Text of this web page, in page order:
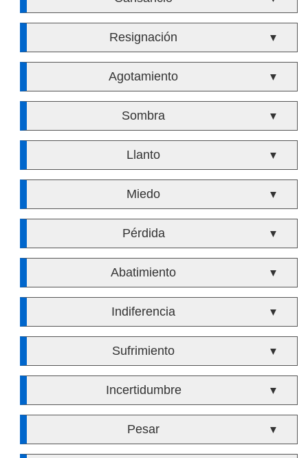
Resignación ▼
Agotamiento ▼
Sombra ▼
Llanto ▼
Miedo ▼
Pérdida ▼
Abatimiento ▼
Indiferencia ▼
Sufrimiento ▼
Incertidumbre ▼
Pesar ▼